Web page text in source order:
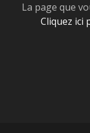
La page que
Cliquez ici